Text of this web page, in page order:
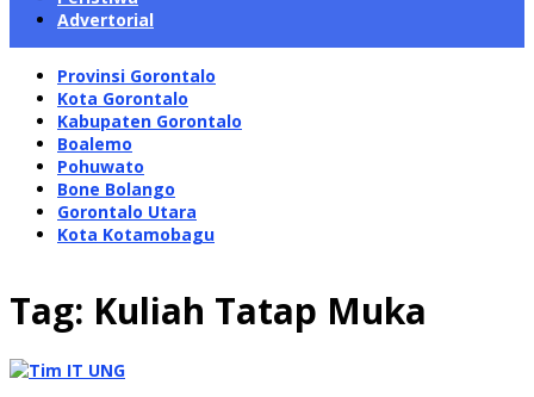
Advertorial
Provinsi Gorontalo
Kota Gorontalo
Kabupaten Gorontalo
Boalemo
Pohuwato
Bone Bolango
Gorontalo Utara
Kota Kotamobagu
Tag: Kuliah Tatap Muka